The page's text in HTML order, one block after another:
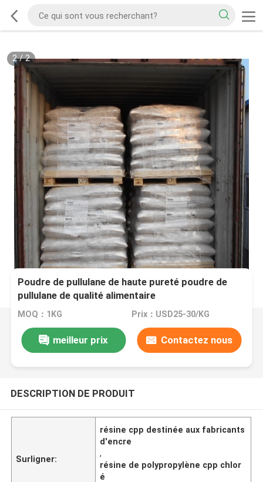
2/2
Poudre de pullulane de haute pureté poudre de
pullulane de qualité alimentaire
MOQ：1KG Prix：USD25-30/KG
meilleur prix Contactez nous
DESCRIPTION DE PRODUIT
Surligner:
résine cpp destinée aux fabricants
d'encre
,
résine de polypropylène cpp chlor
é